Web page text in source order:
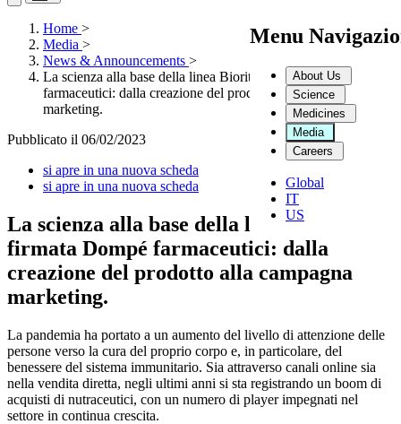
Menu
About Us
Science
Medicines
Media
Careers
Global
IT
US
Home >
Media >
News & Announcements >
La scienza alla base della linea Bioritmon firmata Dompé
farmaceutici: dalla creazione del prodotto alla campagna
marketing.
Pubblicato il 06/02/2023
si apre in una nuova scheda
si apre in una nuova scheda
La scienza alla base della linea Bioritmon
firmata Dompé farmaceutici: dalla
creazione del prodotto alla campagna
marketing.
La pandemia ha portato a un aumento del livello di attenzione delle
persone verso la cura del proprio corpo e, in particolare, del
benessere del sistema immunitario. Sia attraverso canali online sia
nella vendita diretta, negli ultimi anni si sta registrando un boom di
acquisti di nutraceutici, con un numero di player impegnati nel
settore in continua crescita.